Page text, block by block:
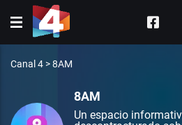
Canal 4 >8AM
8AM
Un espacio